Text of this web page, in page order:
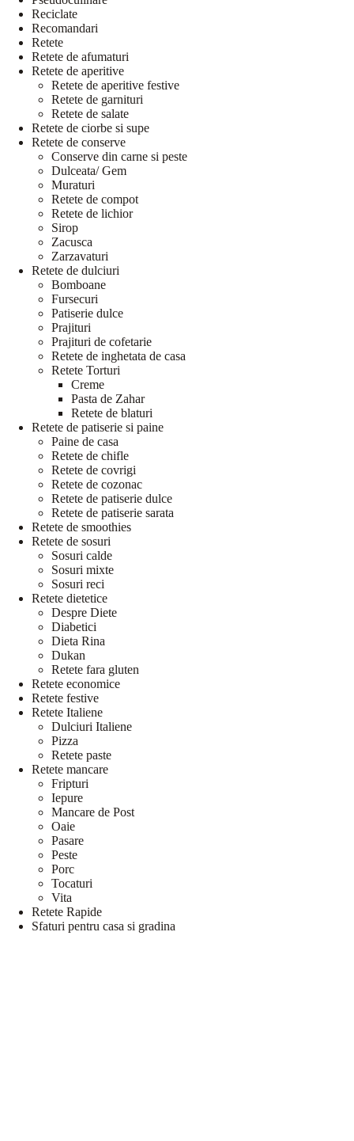
Reciclate
Recomandari
Retete
Retete de afumaturi
Retete de aperitive
Retete de aperitive festive
Retete de garnituri
Retete de salate
Retete de ciorbe si supe
Retete de conserve
Conserve din carne si peste
Dulceata/ Gem
Muraturi
Retete de compot
Retete de lichior
Sirop
Zacusca
Zarzavaturi
Retete de dulciuri
Bomboane
Fursecuri
Patiserie dulce
Prajituri
Prajituri de cofetarie
Retete de inghetata de casa
Retete Torturi
Creme
Pasta de Zahar
Retete de blaturi
Retete de patiserie si paine
Paine de casa
Retete de chifle
Retete de covrigi
Retete de cozonac
Retete de patiserie dulce
Retete de patiserie sarata
Retete de smoothies
Retete de sosuri
Sosuri calde
Sosuri mixte
Sosuri reci
Retete dietetice
Despre Diete
Diabetici
Dieta Rina
Dukan
Retete fara gluten
Retete economice
Retete festive
Retete Italiene
Dulciuri Italiene
Pizza
Retete paste
Retete mancare
Fripturi
Iepure
Mancare de Post
Oaie
Pasare
Peste
Porc
Tocaturi
Vita
Retete Rapide
Sfaturi pentru casa si gradina